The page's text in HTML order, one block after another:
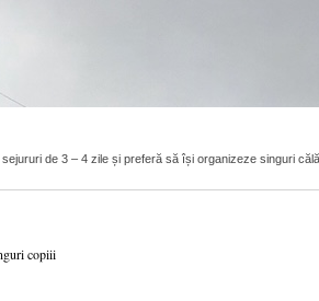
de 3 – 4 zile și preferă să își organizeze singuri
copiii